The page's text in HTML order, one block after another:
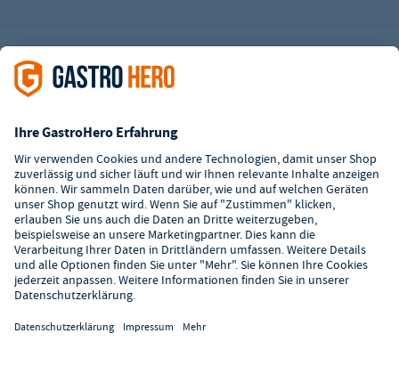
Alle Abbildungen ähnlich. Einige Zahlungsarten
können Zusatzkostenverursachen.
*Ab einem Mbw. von 350€ netto. Bis dahin gelten Versandkosten
i.H.v. 7,90€ (zzgl. Mwst.)
**Die Tiefpreisgarantie ist nicht mit anderen Aktionen oder
Rabatten kombinierbar.